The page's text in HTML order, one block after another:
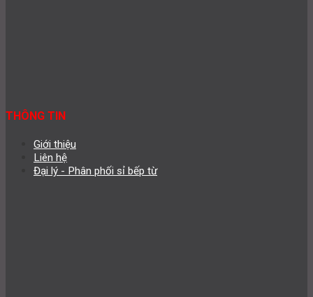
THÔNG TIN
Giới thiệu
Liên hệ
Đại lý - Phân phối sỉ bếp từ